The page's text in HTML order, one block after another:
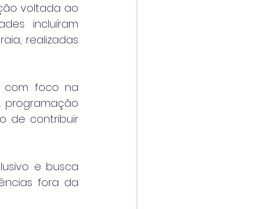
voltada ao
incluíram
realizadas
com foco na
programação
de contribuir
e busca
fora da